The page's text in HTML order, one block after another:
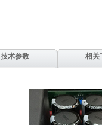
技术参数 相关